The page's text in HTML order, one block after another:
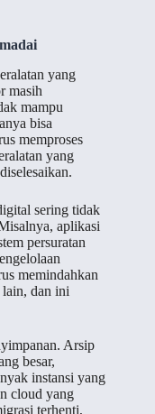
yang
masih
mampu
bisa
memproses
yang
sering tidak
aplikasi
persuratan
memindahkan
lain, dan ini
Arsip
besar,
instansi yang
cloud yang
terhenti,